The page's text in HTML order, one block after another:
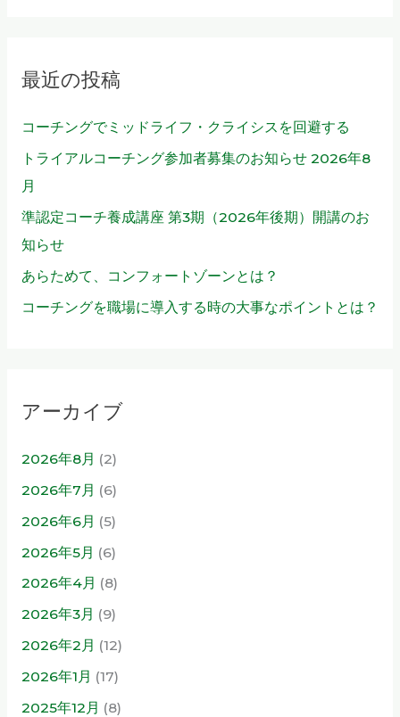
:最近の投稿
コーチングでミッドライフ・クライシスを回避する
トライアルコーチング参加者募集のお知らせ 2026年8
月
準認定コーチ養成講座 第3期（2026年後期）開講のお
知らせ
あらためて、コンフォートゾーンとは？
コーチングを職場に導入する時の大事なポイントとは？
アーカイブ
2026年8月 (2)
2026年7月 (6)
2026年6月 (5)
2026年5月 (6)
2026年4月 (8)
2026年3月 (9)
2026年2月 (12)
2026年1月 (17)
2025年12月 (8)